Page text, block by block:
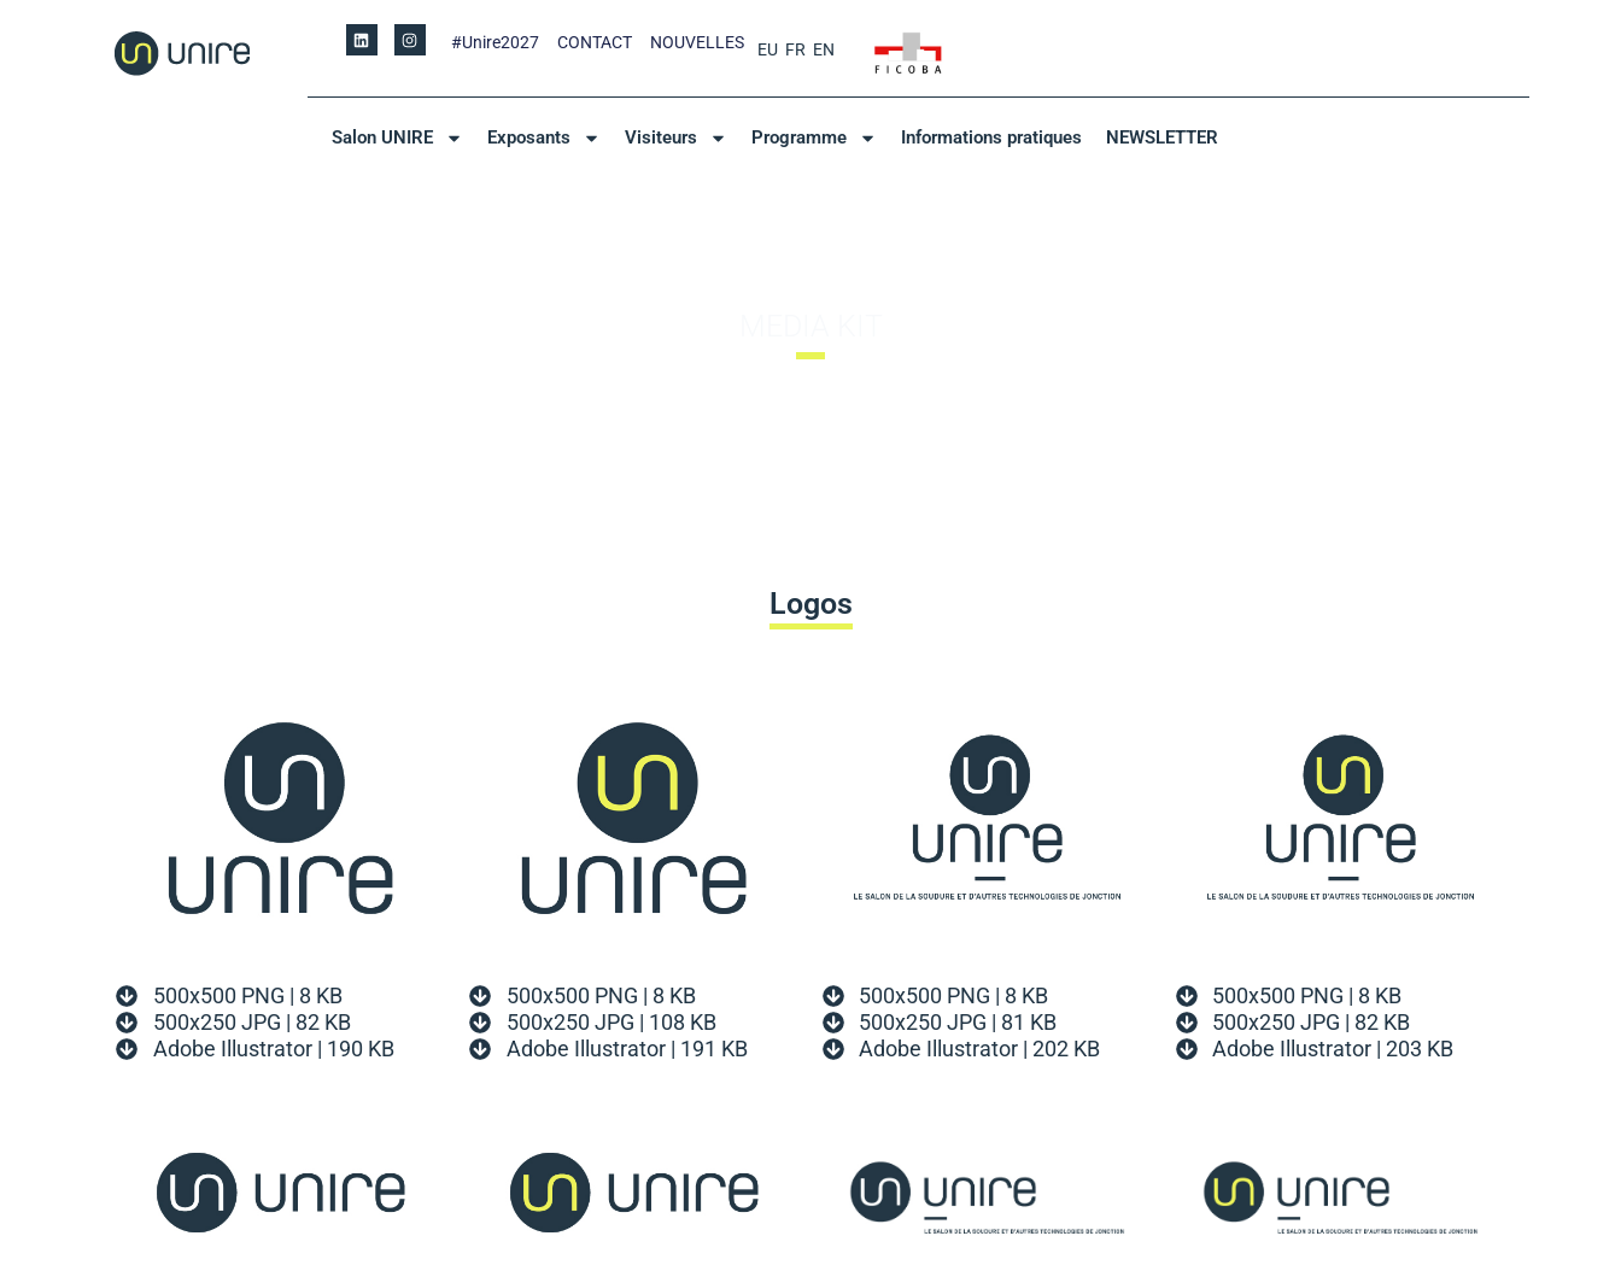
#Unire2027 CONTACT NOUVELLES EU FR EN
Salon UNIRE Exposants Visiteurs Programme Informations pratiques NEWSLETTER
Logos
500x500 PNG | 8 KB
500x250 JPG | 82 KB
Adobe Illustrator | 190 KB
500x500 PNG | 8 KB
500x250 JPG | 108 KB
Adobe Illustrator | 191 KB
500x500 PNG | 8 KB
500x250 JPG | 81 KB
Adobe Illustrator | 202 KB
500x500 PNG | 8 KB
500x250 JPG | 82 KB
Adobe Illustrator | 203 KB